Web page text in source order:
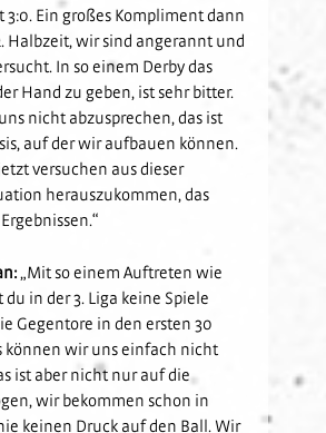
Ein großes Kompliment dann
Halbzeit, wir sind angerannt und
In so einem Derby das
Hand zu geben, ist sehr bitter.
nicht abzusprechen, das ist
auf der wir aufbauen können.
versuchen aus dieser
herauszukommen, das
„Mit so einem Auftreten wie
in der 3. Liga keine Spiele
Gegentore in den ersten 30
können wir uns einfach nicht
ist aber nicht nur auf die
wir bekommen schon in
keinen Druck auf den Ball. Wir